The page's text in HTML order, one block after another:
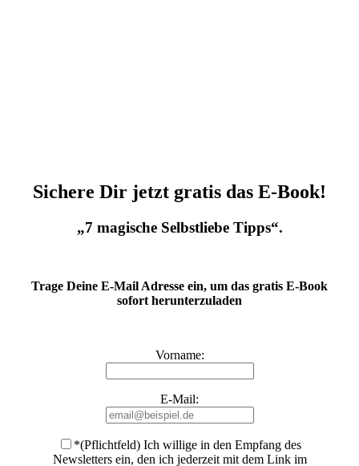
Sichere Dir jetzt gratis das E-Book!
„7 magische Selbstliebe Tipps“.
Trage Deine E-Mail Adresse ein, um das gratis E-Book
sofort herunterzuladen
Vorname:
E-Mail:
*(Pflichtfeld) Ich willige in den Empfang des
Newsletters ein, den ich jederzeit mit dem Link im